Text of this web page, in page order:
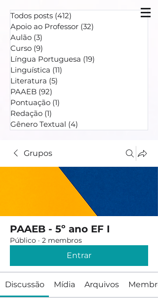
Todos posts (412)
Apoio ao Professor (32)
Aulão (3)
Curso (9)
Língua Portuguesa (19)
Linguística (11)
Literatura (5)
PAAEB (92)
Pontuação (1)
Redação (1)
Gênero Textual (4)
Grupos
PAAEB - 5º ano EF I
Público · 2 membros
Entrar
Discussão Mídia Arquivos